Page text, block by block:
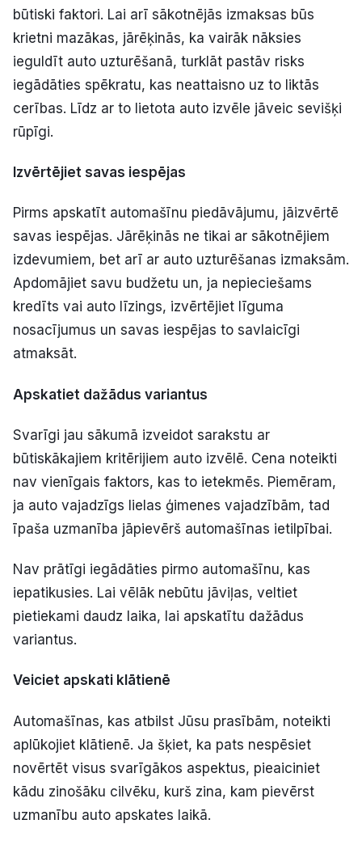
E-avīze Abonē
būtiski faktori. Lai arī sākotnējās izmaksas būs
krietni mazākas, jārēķinās, ka vairāk nāksies
ieguldīt auto uzturēšanā, turklāt pastāv risks
iegādāties spēkratu, kas neattaisno uz to liktās
cerības. Līdz ar to lietota auto izvēle jāveic sevišķi
rūpīgi.
Izvērtējiet savas iespējas
Pirms apskatīt automašīnu piedāvājumu, jāizvērtē
savas iespējas. Jārēķinās ne tikai ar sākotnējiem
izdevumiem, bet arī ar auto uzturēšanas izmaksām.
Apdomājiet savu budžetu un, ja nepieciešams
kredīts vai auto līzings, izvērtējiet līguma
nosacījumus un savas iespējas to savlaicīgi
atmaksāt.
Apskatiet dažādus variantus
Svarīgi jau sākumā izveidot sarakstu ar
būtiskākajiem kritērijiem auto izvēlē. Cena noteikti
nav vienīgais faktors, kas to ietekmēs. Piemēram,
ja auto vajadzīgs lielas ģimenes vajadzībām, tad
īpaša uzmanība jāpievērš automašīnas ietilpībai.
Nav prātīgi iegādāties pirmo automašīnu, kas
iepatikusies. Lai vēlāk nebūtu jāviļas, veltiet
pietiekami daudz laika, lai apskatītu dažādus
variantus.
Veiciet apskati klātienē
Automašīnas, kas atbilst Jūsu prasībām, noteikti
aplūkojiet klātienē. Ja šķiet, ka pats nespēsiet
novērtēt visus svarīgākos aspektus, pieaiciniet
kādu zinošāku cilvēku, kurš zina, kam pievērst
uzmanību auto apskates laikā.